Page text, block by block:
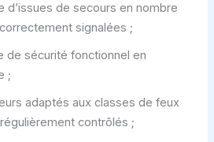
d’issues de secours en nombre
signalées ;
de sécurité fonctionnel en
;
adaptés aux classes de feux
contrôlés ;